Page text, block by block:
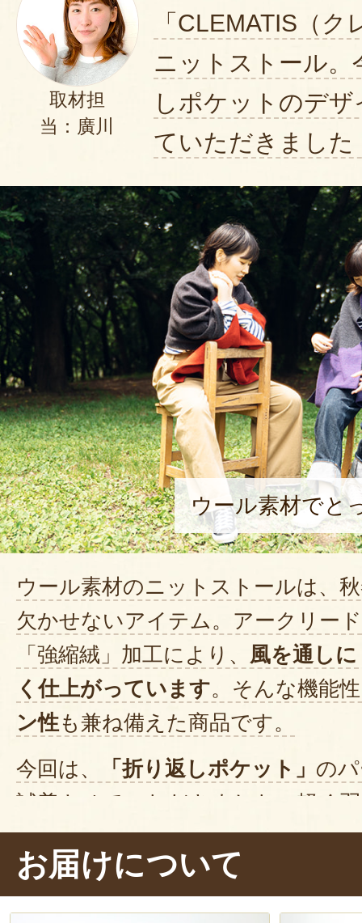
取材担
当：廣川
「CLEMATIS（
ニットストール。
しポケットのデ
ていただきました
ウール素材でと
ウール素材のニットストールは、
欠かせないアイテム。アークリー
「強縮絨」加工により、 風を通し
く仕上がっています。そんな機能
ン性も兼ね備えた商品です。
今回は、 「折り返しポケット」 の
試着させていただきました。軽く
で、コーディネートが様になりま
ったかくて肌触りが気持ちいい～
コーディネートにプラスするだけ
お届けについて